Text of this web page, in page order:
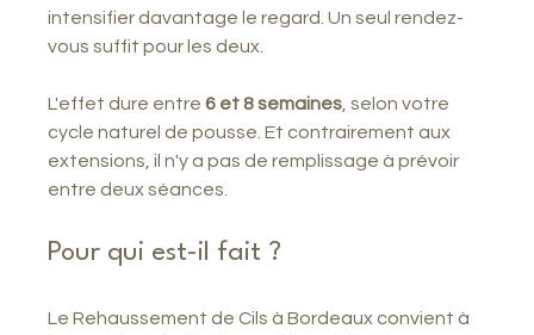
intensifier davantage le regard. Un seul rendez-
vous suffit pour les deux.
L'effet dure entre 6 et 8 semaines , selon votre
cycle naturel de pousse. Et contrairement aux
extensions, il n'y a pas de remplissage à prévoir
entre deux séances.
Pour qui est-il fait ?
Le Rehaussement de Cils à Bordeaux convient à